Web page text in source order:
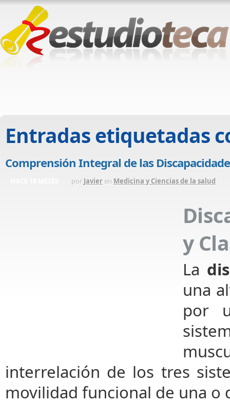
Entradas etiquetadas
Comprensión Integral de las
por Javier en Medicina y Ciencias de la salud
y
La
una
por
interrelación de los tres
movilidad funcional de una o